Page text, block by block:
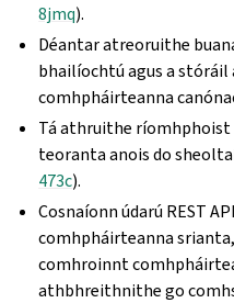
8jmq).
Déantar atreoruithe
bhailíochtú agus a stóráil
comhpháirteanna
Tá athruithe ríomhphoist
teoranta anois do
473c).
Cosnaíonn údarú REST
comhpháirteanna
comhroinnt
athbhreithnithe go